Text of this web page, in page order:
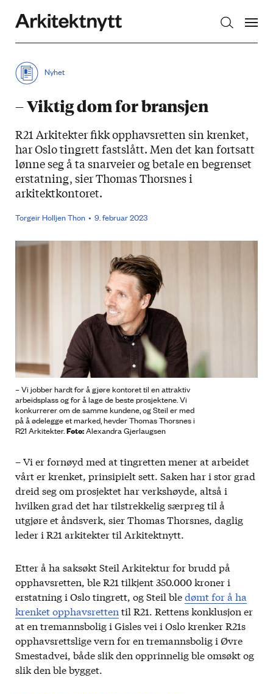
Nyhet
– Viktig dom for bransjen
R21 Arkitekter fikk opphavsretten sin krenket,
har Oslo tingrett fastslått. Men det kan fortsatt
lønne seg å ta snarveier og betale en begrenset
erstatning, sier Thomas Thorsnes i
arkitektkontoret.
Torgeir Holljen Thon 9. februar 2023
– Vi jobber hardt for å gjøre kontoret til en attraktiv
arbeidsplass og for å lage de beste prosjektene. Vi
konkurrerer om de samme kundene, og Steil er med
på å ødelegge et marked, hevder Thomas Thorsnes i
R21 Arkitekter.Foto:Alexandra Gjerlaugsen
– Vi er fornøyd med at tingretten mener at arbeidet
vårt er krenket, prinsipielt sett. Saken har i stor grad
dreid seg om prosjektet har verkshøyde, altså i
hvilken grad det har tilstrekkelig særpreg til å
utgjøre et åndsverk, sier Thomas Thorsnes, daglig
leder i R21 arkitekter til Arkitektnytt.
Etter å ha saksøkt Steil Arkitektur for brudd på
opphavsretten, ble R21 tilkjent 350.000 kroner i
erstatning i Oslo tingrett, og Steil bledømt for å ha
krenket opphavsretten til R21. Rettens konklusjon er
at en tremannsbolig i Gisles vei i Oslo krenker R21s
opphavsrettslige vern for en tremannsbolig i Øvre
Smestadvei, både slik den opprinnelig ble omsøkt og
slik den ble bygget.